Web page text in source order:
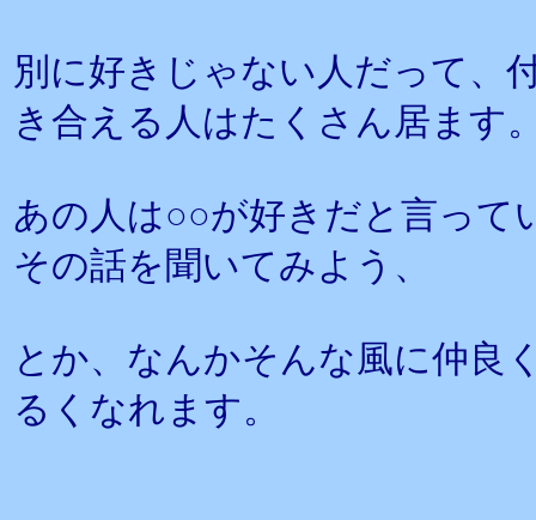
別に好きじゃない人だって、
き合える人はたくさん居ます
あの人は○○が好きだと言って
その話を聞いてみよう、
とか、なんかそんな風に仲良
るくなれます。